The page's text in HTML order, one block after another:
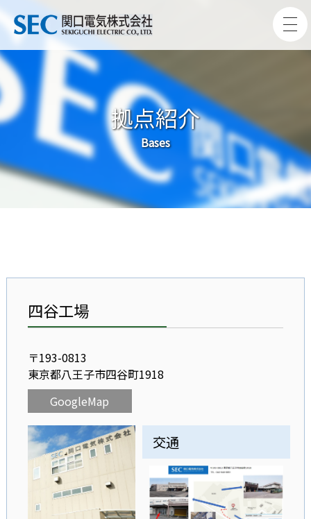
拠点紹介
Bases
四谷工場
〒193-0813
東京都八王子市四谷町1918
GoogleMap
交通